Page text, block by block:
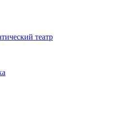
театр